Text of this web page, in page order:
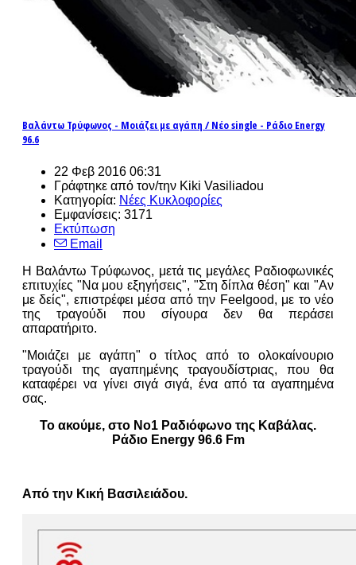
Βαλάντω Τρύφωνος - Μοιάζει με αγάπη / Νέο single - Ράδιο Energy
96.6
22 Φεβ 2016 06:31
Γράφτηκε από τον/την Kiki Vasiliadou
Κατηγορία: Νέες Κυκλοφορίες
Εμφανίσεις: 3171
Εκτύπωση
Email
Η Βαλάντω Τρύφωνος, μετά τις μεγάλες Ραδιοφωνικές
επιτυχίες "Να μου εξηγήσεις", "Στη δίπλα θέση" και "Αν
με δείς", επιστρέφει μέσα από την Feelgood, με το νέο
της τραγούδι που σίγουρα δεν θα περάσει
απαρατήριτο.
"Μοιάζει με αγάπη" ο τίτλος από το ολοκαίνουριο
τραγούδι της αγαπημένης τραγουδίστριας, που θα
καταφέρει να γίνει σιγά σιγά, ένα από τα αγαπημένα
σας.
Το ακούμε, στο Νο1 Ραδιόφωνο της Καβάλας.
Ράδιο Energy 96.6 Fm
Από την Κική Βασιλειάδου.